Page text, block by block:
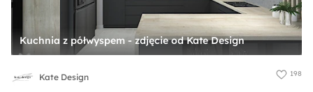
Kuchnia z półwyspem - zdjęcie od Kate Design
Kate Design 198